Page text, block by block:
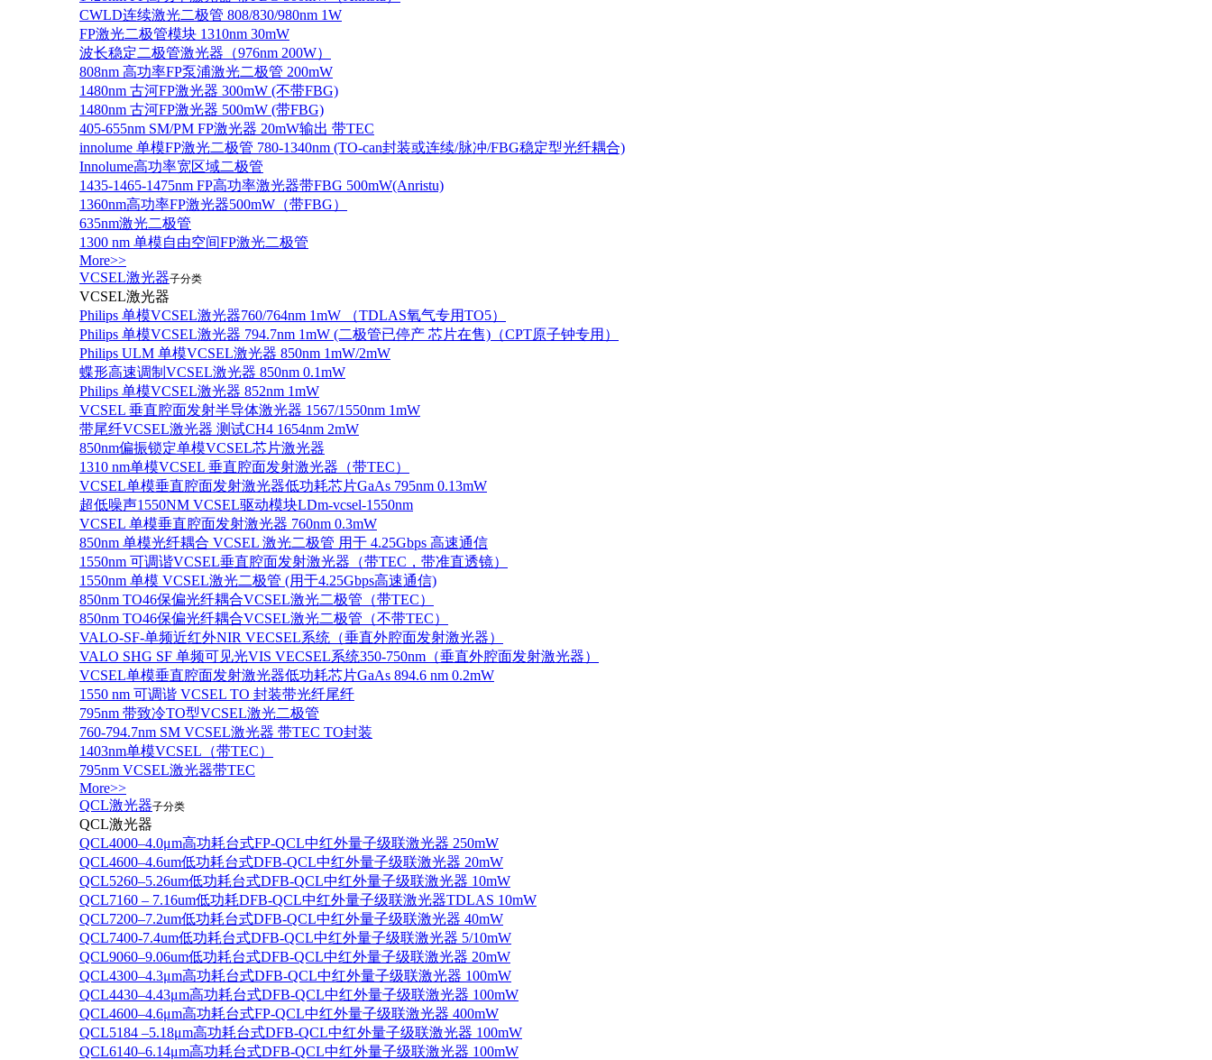
CWLD连续激光二极管 808/830/980nm 1W
FP激光二极管模块 1310nm 30mW
波长稳定二极管激光器（976nm 200W）
808nm 高功率FP泵浦激光二极管 200mW
1480nm 古河FP激光器 300mW (不带FBG)
1480nm 古河FP激光器 500mW (带FBG)
405-655nm SM/PM FP激光器 20mW输出 带TEC
innolume 单模FP激光二极管 780-1340nm (TO-can封装或连续/脉冲/FBG稳定型光纤耦合)
Innolume高功率宽区域二极管
1435-1465-1475nm FP高功率激光器带FBG 500mW(Anristu)
1360nm高功率FP激光器500mW（带FBG）
635nm激光二极管
1300 nm 单模自由空间FP激光二极管
More>>
VCSEL激光器子分类
VCSEL激光器
Philips 单模VCSEL激光器760/764nm 1mW （TDLAS氧气专用TO5）
Philips 单模VCSEL激光器 794.7nm 1mW (二极管已停产 芯片在售)（CPT原子钟专用）
Philips ULM 单模VCSEL激光器 850nm 1mW/2mW
蝶形高速调制VCSEL激光器 850nm 0.1mW
Philips 单模VCSEL激光器 852nm 1mW
VCSEL 垂直腔面发射半导体激光器 1567/1550nm 1mW
带尾纤VCSEL激光器 测试CH4 1654nm 2mW
850nm偏振锁定单模VCSEL芯片激光器
1310 nm单模VCSEL 垂直腔面发射激光器（带TEC）
VCSEL单模垂直腔面发射激光器低功耗芯片GaAs 795nm 0.13mW
超低噪声1550NM VCSEL驱动模块LDm-vcsel-1550nm
VCSEL 单模垂直腔面发射激光器 760nm 0.3mW
850nm 单模光纤耦合 VCSEL 激光二极管 用于 4.25Gbps 高速通信
1550nm 可调谐VCSEL垂直腔面发射激光器（带TEC，带准直透镜）
1550nm 单模 VCSEL激光二极管 (用于4.25Gbps高速通信)
850nm TO46保偏光纤耦合VCSEL激光二极管（带TEC）
850nm TO46保偏光纤耦合VCSEL激光二极管（不带TEC）
VALO-SF-单频近红外NIR VECSEL系统（垂直外腔面发射激光器）
VALO SHG SF 单频可见光VIS VECSEL系统350-750nm（垂直外腔面发射激光器）
VCSEL单模垂直腔面发射激光器低功耗芯片GaAs 894.6 nm 0.2mW
1550 nm 可调谐 VCSEL TO 封装带光纤尾纤
795nm 带致冷TO型VCSEL激光二极管
760-794.7nm SM VCSEL激光器 带TEC TO封装
1403nm单模VCSEL（带TEC）
795nm VCSEL激光器带TEC
More>>
QCL激光器子分类
QCL激光器
QCL4000–4.0μm高功耗台式FP-QCL中红外量子级联激光器 250mW
QCL4600–4.6um低功耗台式DFB-QCL中红外量子级联激光器 20mW
QCL5260–5.26um低功耗台式DFB-QCL中红外量子级联激光器 10mW
QCL7160 – 7.16um低功耗DFB-QCL中红外量子级联激光器TDLAS 10mW
QCL7200–7.2um低功耗台式DFB-QCL中红外量子级联激光器 40mW
QCL7400-7.4um低功耗台式DFB-QCL中红外量子级联激光器 5/10mW
QCL9060–9.06um低功耗台式DFB-QCL中红外量子级联激光器 20mW
QCL4300–4.3μm高功耗台式DFB-QCL中红外量子级联激光器 100mW
QCL4430–4.43μm高功耗台式DFB-QCL中红外量子级联激光器 100mW
QCL4600–4.6μm高功耗台式FP-QCL中红外量子级联激光器 400mW
QCL5184 –5.18μm高功耗台式DFB-QCL中红外量子级联激光器 100mW
QCL6140–6.14μm高功耗台式DFB-QCL中红外量子级联激光器 100mW